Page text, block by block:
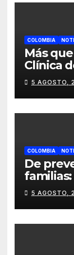
COLOMBIA
Más
Clínica
5 AGOSTO,
COLOMBIA
De
5 AGOSTO,